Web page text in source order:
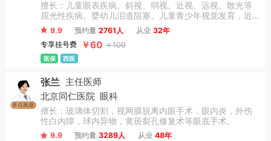
擅长：儿童眼表疾病。斜视、弱视。近视、远视、散光等
屈光性疾病。婴幼儿泪道阻塞。儿童青少年视觉发育，近
视防控及角膜塑形镜验配。
9.9 预约量 2761人 从业 32年
专享挂号费
￥60 ￥100
医保 西医
多点执业
张兰 主任医师
北京同仁医院
眼科
擅长：玻璃体切割，视网膜脱离内眼手术，眼内炎，外伤
性白内障，球内异物，黄斑裂孔修复术等眼底手术。
9.9 预约量 3289人 从业 48年